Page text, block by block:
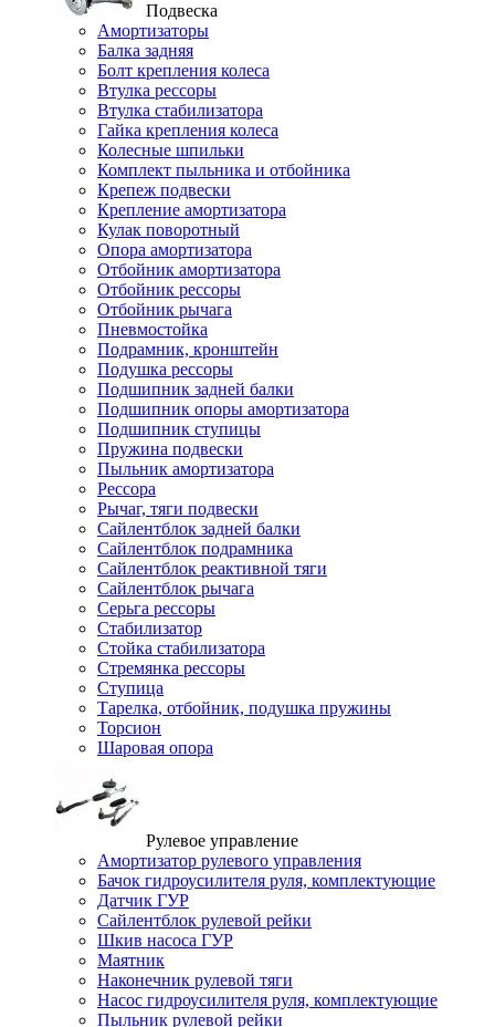
Подвеска
Амортизаторы
Балка задняя
Болт крепления колеса
Втулка рессоры
Втулка стабилизатора
Гайка крепления колеса
Колесные шпильки
Комплект пыльника и отбойника
Крепеж подвески
Крепление амортизатора
Кулак поворотный
Опора амортизатора
Отбойник амортизатора
Отбойник рессоры
Отбойник рычага
Пневмостойка
Подрамник, кронштейн
Подушка рессоры
Подшипник задней балки
Подшипник опоры амортизатора
Подшипник ступицы
Пружина подвески
Пыльник амортизатора
Рессора
Рычаг, тяги подвески
Сайлентблок задней балки
Сайлентблок подрамника
Сайлентблок реактивной тяги
Сайлентблок рычага
Серьга рессоры
Стабилизатор
Стойка стабилизатора
Стремянка рессоры
Ступица
Тарелка, отбойник, подушка пружины
Торсион
Шаровая опора
Рулевое управление
Амортизатор рулевого управления
Бачок гидроусилителя руля, комплектующие
Датчик ГУР
Сайлентблок рулевой рейки
Шкив насоса ГУР
Маятник
Наконечник рулевой тяги
Насос гидроусилителя руля, комплектующие
Пыльник рулевой рейки